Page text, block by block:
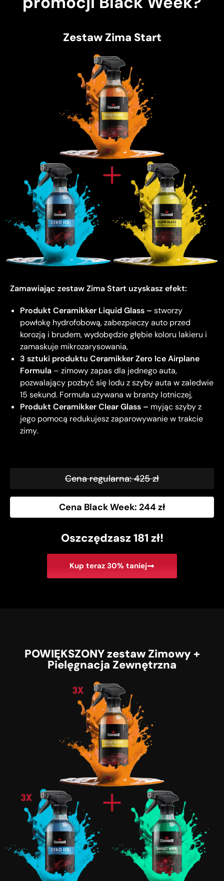
Zestaw Zima Start
Zamawiając zestaw Zima Start uzyskasz efekt:
Produkt Ceramikker Liquid Glass – stworzy
powłokę hydrofobową, zabezpieczy auto przed
korozją i brudem, wydobędzie głębie koloru lakieru i
zamaskuje mikrozarysowania,
3 sztuki produktu Ceramikker Zero Ice Airplane
Formula – zimowy zapas dla jednego auta,
pozwalający pozbyć się lodu z szyby auta w zaledwie
15 sekund. Formuła używana w branży lotniczej,
Produkt Ceramikker Clear Glass – myjąc szyby z
jego pomocą redukujesz zaparowywanie w trakcie
zimy.
Cena regularna: 425 zł
Cena Black Week: 244 zł
Oszczędzasz 181 zł!
Kup teraz 30% taniej
POWIĘKSZONY zestaw Zimowy +
Pielęgnacja Zewnętrzna